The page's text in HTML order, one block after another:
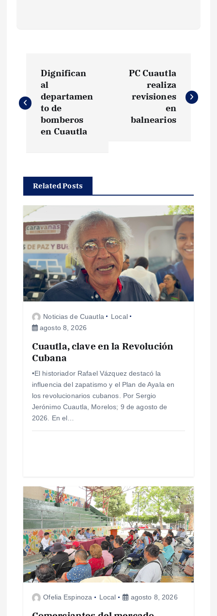
v
a
c
ó
n
d
a
s
Dignifican
al
departamen
to de
bomberos
en Cuautla
PC Cuautla
realiza
revisiones
en
balnearios
Related Posts
Noticias de Cuautla
Local
agosto 8, 2026
Cuautla, clave en la Revolución
Cubana
•El historiador Rafael Vázquez destacó la
influencia del zapatismo y el Plan de Ayala en
los revolucionarios cubanos. Por Sergio
Jerónimo Cuautla, Morelos; 9 de agosto de
2026. En el…
Ofelia Espinoza Local agosto 8, 2026